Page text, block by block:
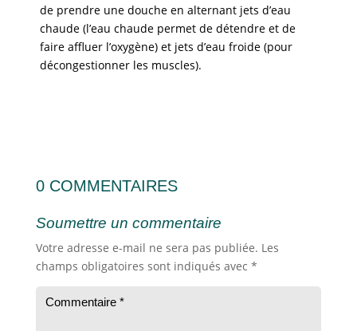
de prendre une douche en alternant jets d’eau
chaude (l’eau chaude permet de détendre et de
faire affluer l’oxygène) et jets d’eau froide (pour
décongestionner les muscles).
0 COMMENTAIRES
Soumettre un commentaire
Votre adresse e-mail ne sera pas publiée. Les
champs obligatoires sont indiqués avec *